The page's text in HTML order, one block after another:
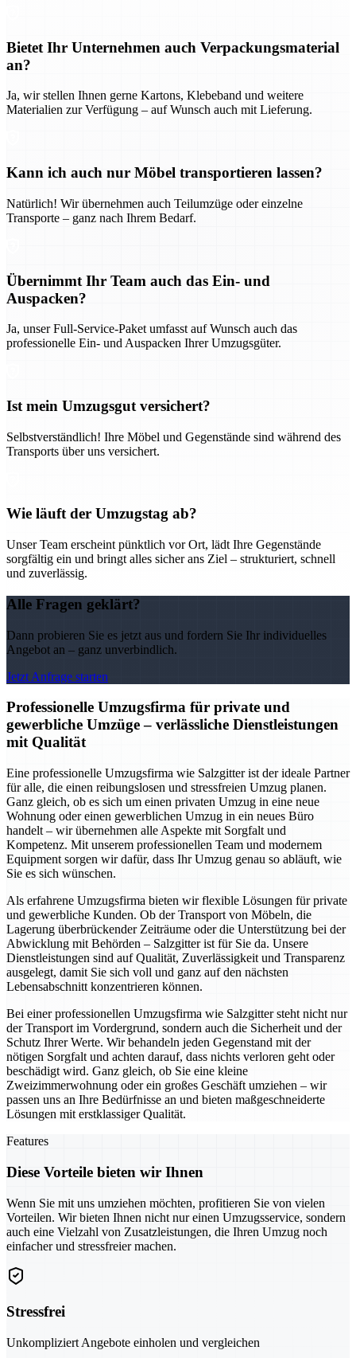
Bietet Ihr Unternehmen auch Verpackungsmaterial
an?
Ja, wir stellen Ihnen gerne Kartons, Klebeband und weitere
Materialien zur Verfügung – auf Wunsch auch mit Lieferung.
Kann ich auch nur Möbel transportieren lassen?
Natürlich! Wir übernehmen auch Teilumzüge oder einzelne
Transporte – ganz nach Ihrem Bedarf.
Übernimmt Ihr Team auch das Ein- und
Auspacken?
Ja, unser Full-Service-Paket umfasst auf Wunsch auch das
professionelle Ein- und Auspacken Ihrer Umzugsgüter.
Ist mein Umzugsgut versichert?
Selbstverständlich! Ihre Möbel und Gegenstände sind während des
Transports über uns versichert.
Wie läuft der Umzugstag ab?
Unser Team erscheint pünktlich vor Ort, lädt Ihre Gegenstände
sorgfältig ein und bringt alles sicher ans Ziel – strukturiert, schnell
und zuverlässig.
Alle Fragen geklärt?
Dann probieren Sie es jetzt aus und fordern Sie Ihr individuelles
Angebot an – ganz unverbindlich.
Jetzt Anfrage starten
Professionelle Umzugsfirma für private und
gewerbliche Umzüge – verlässliche Dienstleistungen
mit Qualität
Eine professionelle Umzugsfirma wie Salzgitter ist der ideale Partner
für alle, die einen reibungslosen und stressfreien Umzug planen.
Ganz gleich, ob es sich um einen privaten Umzug in eine neue
Wohnung oder einen gewerblichen Umzug in ein neues Büro
handelt – wir übernehmen alle Aspekte mit Sorgfalt und
Kompetenz. Mit unserem professionellen Team und modernem
Equipment sorgen wir dafür, dass Ihr Umzug genau so abläuft, wie
Sie es sich wünschen.
Als erfahrene Umzugsfirma bieten wir flexible Lösungen für private
und gewerbliche Kunden. Ob der Transport von Möbeln, die
Lagerung überbrückender Zeiträume oder die Unterstützung bei der
Abwicklung mit Behörden – Salzgitter ist für Sie da. Unsere
Dienstleistungen sind auf Qualität, Zuverlässigkeit und Transparenz
ausgelegt, damit Sie sich voll und ganz auf den nächsten
Lebensabschnitt konzentrieren können.
Bei einer professionellen Umzugsfirma wie Salzgitter steht nicht nur
der Transport im Vordergrund, sondern auch die Sicherheit und der
Schutz Ihrer Werte. Wir behandeln jeden Gegenstand mit der
nötigen Sorgfalt und achten darauf, dass nichts verloren geht oder
beschädigt wird. Ganz gleich, ob Sie eine kleine
Zweizimmerwohnung oder ein großes Geschäft umziehen – wir
passen uns an Ihre Bedürfnisse an und bieten maßgeschneiderte
Lösungen mit erstklassiger Qualität.
Features
Diese Vorteile bieten wir Ihnen
Wenn Sie mit uns umziehen möchten, profitieren Sie von vielen
Vorteilen. Wir bieten Ihnen nicht nur einen Umzugsservice, sondern
auch eine Vielzahl von Zusatzleistungen, die Ihren Umzug noch
einfacher und stressfreier machen.
Stressfrei
Unkompliziert Angebote einholen und vergleichen